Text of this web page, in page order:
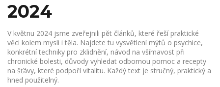
2024
V květnu 2024 jsme zveřejnili pět článků, které řeší praktické
věci kolem mysli i těla. Najdete tu vysvětlení mýtů o psychice,
konkrétní techniky pro zklidnění, návod na všímavost při
chronické bolesti, důvody vyhledat odbornou pomoc a recepty
na šťávy, které podpoří vitalitu. Každý text je stručný, praktický a
hned použitelný.